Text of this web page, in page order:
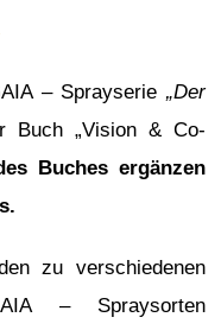
– Sprayserie „Der
„Vision & Co-
Buches ergänzen
zu verschiedenen
– Spraysorten